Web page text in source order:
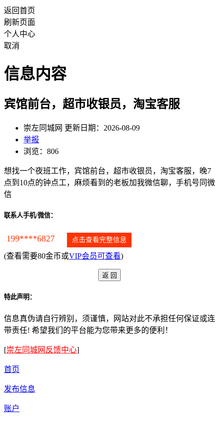
返回首页
刷新页面
个人中心
取消
信息内容
宾馆前台，超市收银员，淘宝客服
崇左同城网 更新日期：2026-08-09
举报
浏览：806
想找一个夜班工作，宾馆前台，超市收银员，淘宝客服，晚7
点到10点的钟点工，麻烦看到的老板加我微信聊，手机号同微
信
联系人手机/微信：
199****6827 点击查看完整信息
(查看需要80金币或VIP会员可查看)
特此声明：
信息真伪请自行辨别，须谨慎，网站对此不承担任何保证或连
带责任! 希望我们的平台能为您带来更多的便利！
[崇左同城网反馈中心]
首页
发布信息
账户